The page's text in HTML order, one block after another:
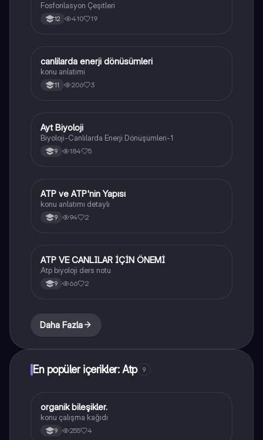
Fosforilasyon Çeşitleri
12 410 19
Biyoloji
canlilarda enerji dönüsümleri
konu anlatimi
11 206 3
Biyoloji
Ayt Biyoloji
Biyoloji-Canlılarda Enerji Dönüşümleri-1
9 184 5
Biyoloji
ATP ve ATP'nin Yapısı
konu anlatımı detaylı
9 94 2
Biyoloji
ATP VE CANLILAR İÇİN ÖNEMİ
Atp biyoloji ders notu
9 66 2
Daha Fazla
En popüler içerikler: Atp 9
Biyoloji
organik bileşikler.
konu çalışma kağıdı
9 255 4